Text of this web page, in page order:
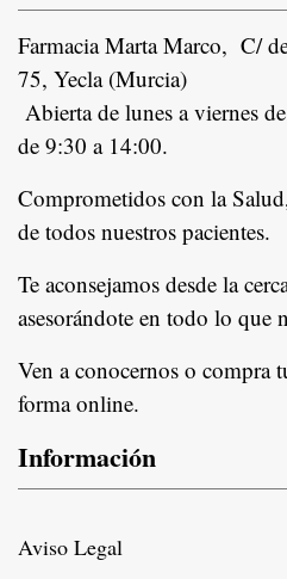
Farmacia Marta Marco, C/
75, Yecla (Murcia)
Abierta de lunes a viernes
de 9:30 a 14:00.
Comprometidos con la
de todos nuestros pacientes.
Te aconsejamos desde la
asesorándote en todo lo que
Ven a conocernos o compra
forma online.
Información
Aviso Legal